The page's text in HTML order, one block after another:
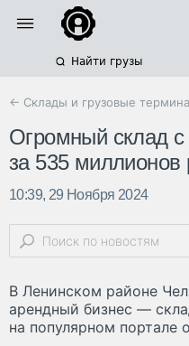
Найти грузы
← Склады и грузовые
Огромный склад
за 535 миллионов
10:39, 29 Ноября 2024
В Ленинском районе
арендный бизнес —
на популярном портале